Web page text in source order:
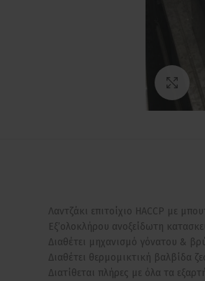
Λαντζάκι επιτοίχιο HACCP με
Εξ’ολοκλήρου ανοξείδωτη
Διαθέτει μηχανισμό γόνατου &
Διαθέτει θερμομικτική βαλβίδα
Διατίθεται πλήρες με όλα τα